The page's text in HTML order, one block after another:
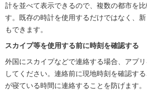
計を並べて表示できるので、複数の都市を
す。既存の時計を使用するだけではなく、
もできます。
スカイプ等を使用する前に時刻を確認する
外国にスカイプなどで連絡する場合、アプ
してください。連絡前に現地時刻を確認す
が寝ている時間に連絡することを防げます。